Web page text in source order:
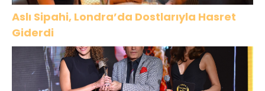
Aslı Sipahi, Londra’da Dostlarıyla Hasret
Giderdi